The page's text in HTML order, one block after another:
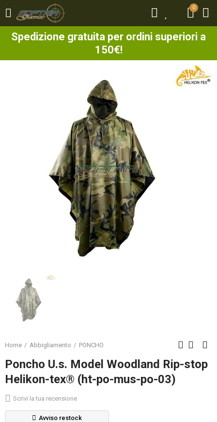
0
Spedizione gratuita per ordini superiori a
150€!
0
Home Abbigliamento PONCHO
Poncho U.s. Model Woodland Rip-stop
Helikon-tex® (ht-po-mus-po-03)
Scrivi la tua recensione
Avviso restock